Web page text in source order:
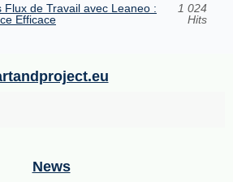
Flux de Travail avec Leaneo :
Efficace
1 024
Hits
News